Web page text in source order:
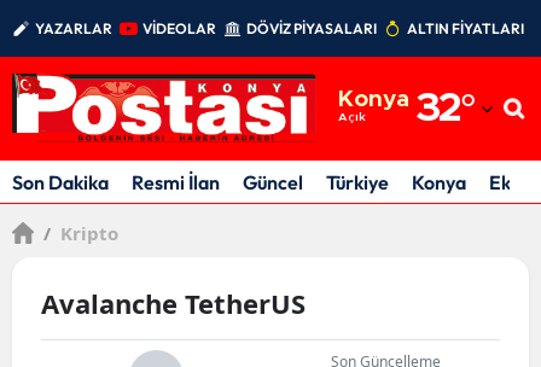
YAZARLAR VİDEOLAR DÖVİZ PİYASALARI ALTIN FİYATLARI
Konya
Açık 32°
Adıyaman
Afyonkarahisar
Son Dakika Resmi İlan Güncel Türkiye Konya
/ Kripto
Avalanche TetherUS
Son Güncelleme